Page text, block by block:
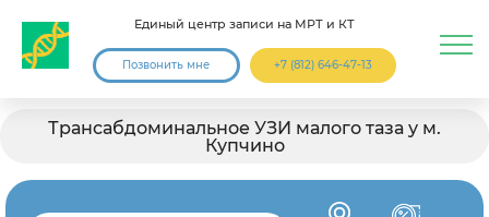
Единый центр записи на МРТ и КТ
Позвонить мне +7 (812) 646-47-13
Трансабдоминальное УЗИ малого таза у м.
Купчино